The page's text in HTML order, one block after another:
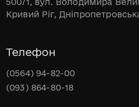
Кривий Ріг,
Телефон
(0564) 94-82-00
(093) 864-80-18